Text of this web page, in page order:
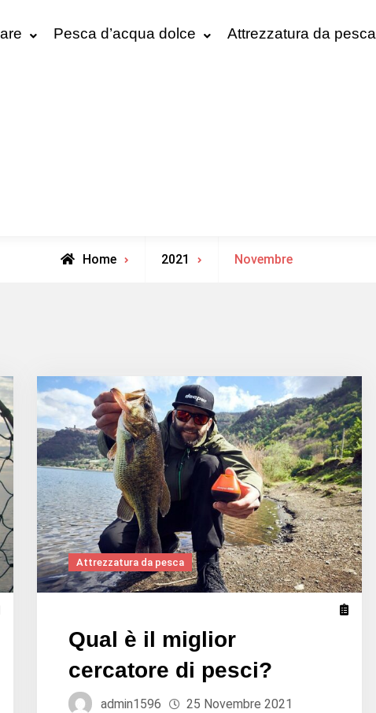
Pesca d’acqua dolce Attrezzatura da pesca
Home 2021 Novembre
Attrezzatura da pesca
Qual è il miglior
cercatore di pesci?
admin1596 25 Novembre 2021